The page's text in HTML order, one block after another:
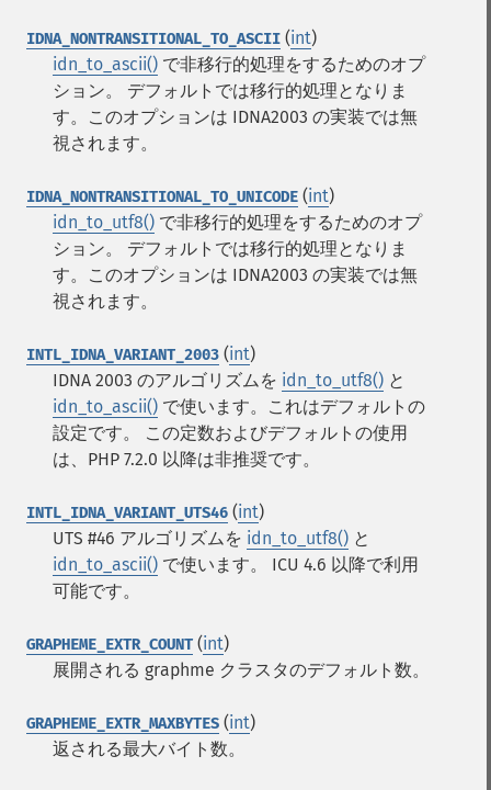
IDNA_NONTRANSITIONAL_TO_ASCII (int)
idn_to_ascii() で非移行的処理をするためのオプ
ション。 デフォルトでは移行的処理となりま
す。このオプションは IDNA2003 の実装では無
視されます。
IDNA_NONTRANSITIONAL_TO_UNICODE (int)
idn_to_utf8() で非移行的処理をするためのオプ
ション。 デフォルトでは移行的処理となりま
す。このオプションは IDNA2003 の実装では無
視されます。
INTL_IDNA_VARIANT_2003 (int)
IDNA 2003 のアルゴリズムを idn_to_utf8() と
idn_to_ascii() で使います。これはデフォルトの
設定です。 この定数およびデフォルトの使用
は、PHP 7.2.0 以降は非推奨です。
INTL_IDNA_VARIANT_UTS46 (int)
UTS #46 アルゴリズムを idn_to_utf8() と
idn_to_ascii() で使います。 ICU 4.6 以降で利用
可能です。
GRAPHEME_EXTR_COUNT (int)
展開される graphme クラスタのデフォルト数。
GRAPHEME_EXTR_MAXBYTES (int)
返される最大バイト数。